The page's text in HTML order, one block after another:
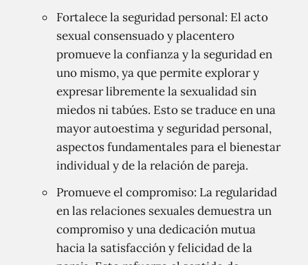
Fortalece la seguridad personal: El acto
sexual consensuado y placentero
promueve la confianza y la seguridad en
uno mismo, ya que permite explorar y
expresar libremente la sexualidad sin
miedos ni tabúes. Esto se traduce en una
mayor autoestima y seguridad personal,
aspectos fundamentales para el bienestar
individual y de la relación de pareja.
Promueve el compromiso: La regularidad
en las relaciones sexuales demuestra un
compromiso y una dedicación mutua
hacia la satisfacción y felicidad de la